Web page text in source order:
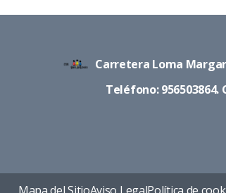
Carretera Loma
Teléfono: 956503864.
Mapa del SitioAviso LegalPolítica de